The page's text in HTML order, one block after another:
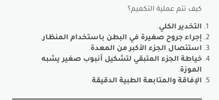
كيف تتم عملية التكميم؟
التخدير الكلي.
إجراء جروح صغيرة في البطن باستخدام المنظار.
استئصال الجزء الأكبر من المعدة.
خياطة الجزء المتبقي لتشكيل أنبوب صغير يشبه
الموزة.
الإفاقة والمتابعة الطبية الدقيقة.